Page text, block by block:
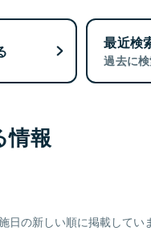
最近検
過去に
情報
の新しい順に掲載してい